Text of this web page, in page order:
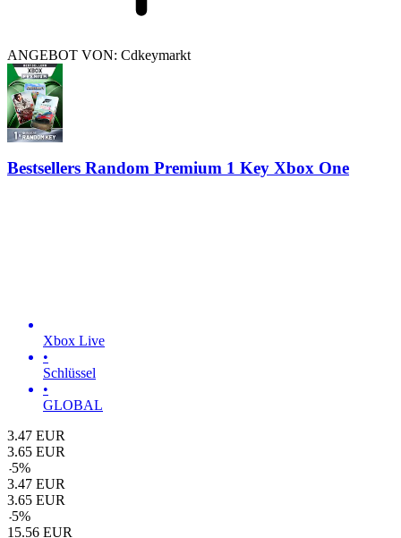
ANGEBOT VON: Cdkeymarkt
Bestsellers Random Premium 1 Key Xbox One
Xbox Live
•
Schlüssel
•
GLOBAL
3.47 EUR
3.65 EUR
-5%
3.47 EUR
3.65 EUR
-5%
15.56 EUR